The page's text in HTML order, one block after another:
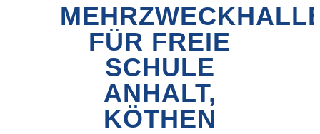
FÜR FREIE
SCHULE
ANHALT,
KÖTHEN